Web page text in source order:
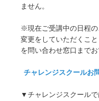
ません。
※現在ご受講中の日程
変更をしていただくこ
を問い合わせ窓口まで
チャレンジスクールお
▼チャレンジスクールで